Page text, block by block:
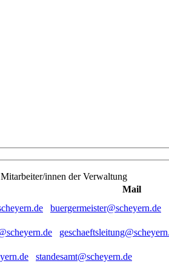
innen der Verwaltung
Mail
buergermeister@scheyern.de
standesamt@scheyern.de